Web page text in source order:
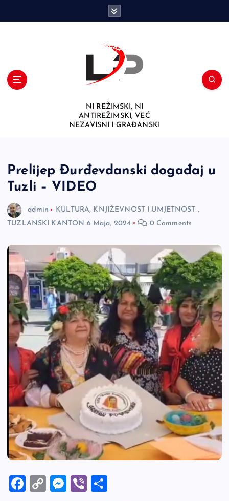
NI REŽIMSKI, NI
ANTIREŽIMSKI, VEĆ
NEZAVISNI I GRAĐANSKI
Prelijep Đurđevdanski događaj u
Tuzli – VIDEO
admin KULTURA, KNJIŽEVNOST I UMJETNOST ,
TUZLANSKI KANTON 6 Maja, 2024 0 Comments
F
C
M
Vi